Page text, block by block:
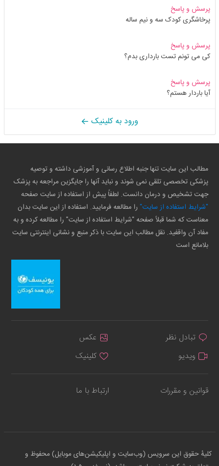
پرسش و پاسخ
پرخاشگری کودک سه و نیم ساله
پرسش و پاسخ
کی می تونم تست بارداری بدم؟
پرسش و پاسخ
آیا باردار هستم؟
ورود به کلینیک
مطالب این سایت تنها جنبه اطلاع رسانی و آموزشی داشته و توصیه
پزشکی تخصصی تلقی نمی شوند و نباید آنها را جایگزین مراجعه به پزشک
جهت تشخیص و درمان دانست. لطفاً پیش از استفاده از سایت صفحه
"شرایط استفاده از سایت" را مطالعه فرمایید. استفاده از این سایت بدان
معناست که شما قبلاً صفحه "شرایط استفاده از سایت" را مطالعه کرده و به
مفاد آن واقفید. نقل مطالب این سایت با ذکر منبع و نشانی اینترنتی سایت
بلامانع است
تبادل نظر
عکس
ویدیو
کلینیک
قوانین و مقررات ارتباط با ما
کلیهٔ حقوق این سرویس (وب‌سایت و اپلیکیشن‌های موبایل) محفوظ و